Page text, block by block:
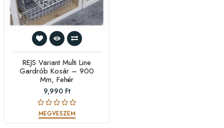
REJS Variant Multi Line
Gardrób Kosár – 900
Mm, Fehér
9,990 Ft
MEGVESZEM